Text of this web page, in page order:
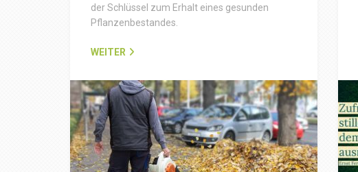
der Schlüssel zum Erhalt eines gesunden
Pflanzenbestandes.
WEITER